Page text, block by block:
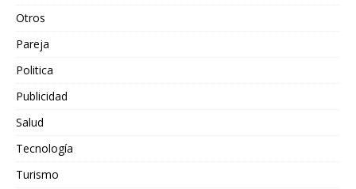
Otros
Pareja
Politica
Publicidad
Salud
Tecnología
Turismo